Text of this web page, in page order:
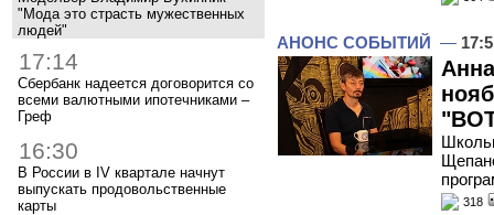
"Мода это страсть мужественных
людей"
17:14
Сбербанк надеется договорится со
всеми валютными ипотечниками –
Греф
16:30
В России в IV квартале начнут
выпускать продовольственные
карты
АНОНС СОБЫТИЙ —
318